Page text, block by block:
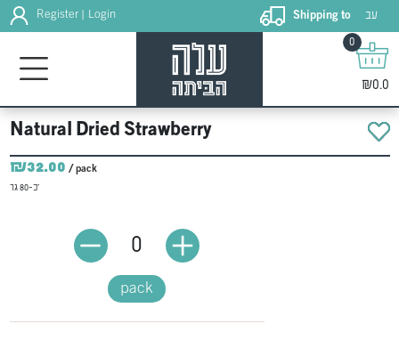
Register Login Shipping to
עב
0
₪0.0
Natural Dried Strawberry
₪32.00 / pack
כ-80 גר'
pack
0